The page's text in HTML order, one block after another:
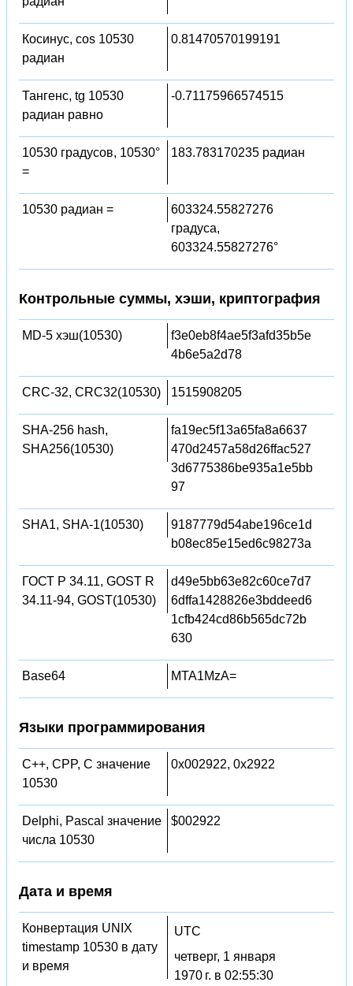
Косинус, cos 10530
радиан
0.81470570199191
Тангенс, tg 10530
радиан равно
-0.71175966574515
10530 градусов, 10530°
=
183.783170235 радиан
10530 радиан =
603324.55827276
градуса,
603324.55827276°
Контрольные суммы, хэши, криптография
MD-5 хэш(10530)
f3e0eb8f4ae5f3afd35b5e
4b6e5a2d78
CRC-32, CRC32(10530) 1515908205
SHA-256 hash,
SHA256(10530)
fa19ec5f13a65fa8a6637
470d2457a58d26ffac527
3d6775386be935a1e5bb
97
SHA1, SHA-1(10530)
9187779d54abe196ce1d
b08ec85e15ed6c98273a
ГОСТ Р 34.11, GOST R
34.11-94, GOST(10530)
d49e5bb63e82c60ce7d7
6dffa1428826e3bddeed6
1cfb424cd86b565dc72b
630
Base64 MTA1MzA=
Языки программирования
C++, CPP, C значение
10530
0x002922, 0x2922
Delphi, Pascal значение
числа 10530
$002922
Дата и время
Конвертация UNIX
timestamp 10530 в дату
и время
UTC
четверг, 1 января
1970 г. в 02:55:30